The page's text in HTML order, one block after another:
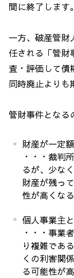
間に終了します。
一方、破産管財
任される「管財
査・評価して債
同時廃止よりも
管財事件となる
財産が一定
・・・裁判
るが、少な
財産が残っ
性が高くなる
個人事業主
・・・事業
り複雑であ
くの利害関
る可能性が